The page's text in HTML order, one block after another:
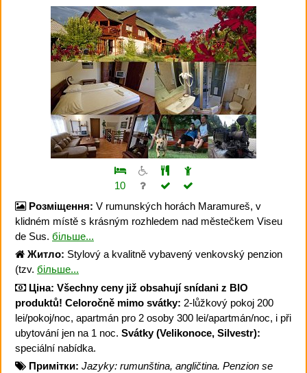
10
Розміщення: V rumunských horách Maramureš, v
klidném místě s krásným rozhledem nad městečkem Viseu
de Sus. більше...
Житло: Stylový a kvalitně vybavený venkovský penzion
(tzv. більше...
Ціна: Všechny ceny již obsahují snídani z BIO
produktů! Celoročně mimo svátky: 2-lůžkový pokoj 200
lei/pokoj/noc, apartmán pro 2 osoby 300 lei/apartmán/noc, i při
ubytování jen na 1 noc. Svátky (Velikonoce, Silvestr):
speciální nabídka.
Примітки: Jazyky: rumunština, angličtina. Penzion se